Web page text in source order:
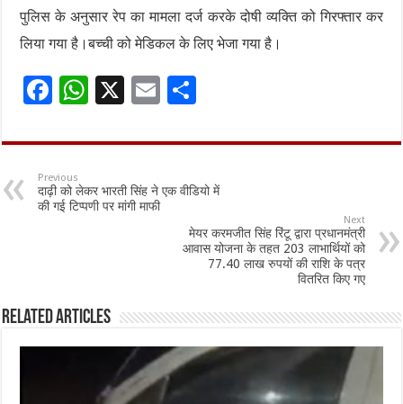
पुलिस के अनुसार रेप का मामला दर्ज करके दोषी व्यक्ति को गिरफ्तार कर
लिया गया है।बच्ची को मेडिकल के लिए भेजा गया है।
F
e
b
o
W
at
p
X
E
ai ar
e
Previous
दाढ़ी को लेकर भारती सिंह ने एक वीडियो में
की गई टिप्पणी पर मांगी माफी
Next
मेयर करमजीत सिंह रिंटू द्वारा प्रधानमंत्री
आवास योजना के तहत 203 लाभार्थियों को
77.40 लाख रुपयों की राशि के पत्र
वितरित किए गए
Related Articles